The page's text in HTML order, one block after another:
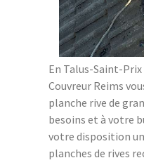
En Talus-Saint-
Couvreur Reims
planche rive de
besoins et à votre
votre disposition
planches de rives